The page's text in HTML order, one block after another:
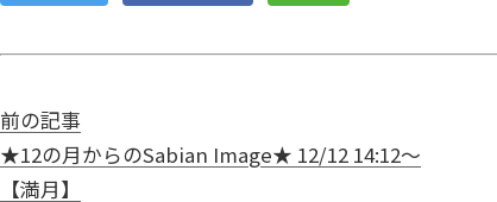
前の記事
★12の月からのSabian Image★ 12/12 14:12～
【満月】